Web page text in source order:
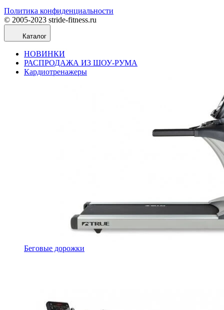
Политика конфиденциальности
© 2005-2023 stride-fitness.ru
Каталог
НОВИНКИ
РАСПРОДАЖА ИЗ ШОУ-РУМА
Кардиотренажеры
Беговые дорожки